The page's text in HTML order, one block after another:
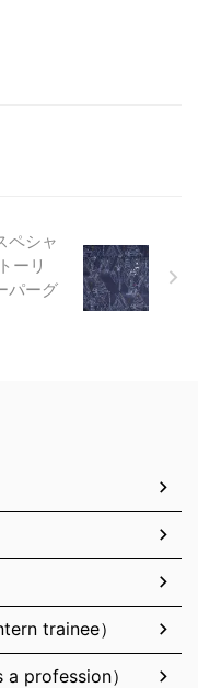
ペシャ
ーリ
パーグ
trainee）
profession）